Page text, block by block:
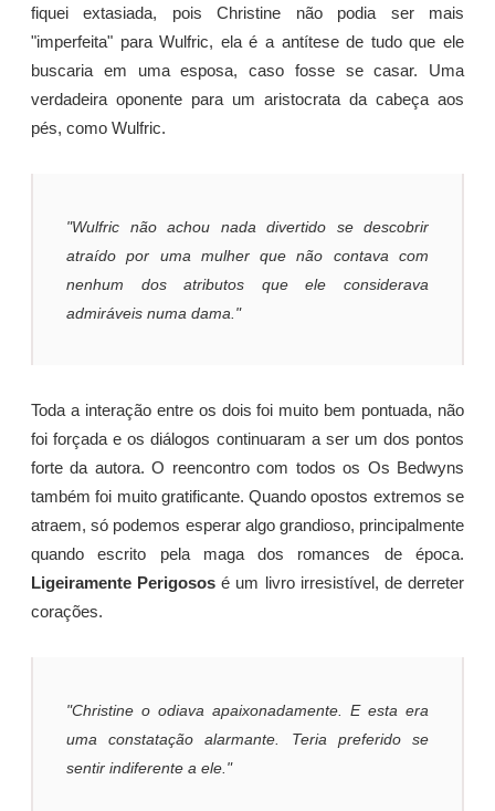
fiquei extasiada, pois Christine não podia ser mais
"imperfeita" para Wulfric, ela é a antítese de tudo que ele
buscaria em uma esposa, caso fosse se casar. Uma
verdadeira oponente para um aristocrata da cabeça aos
pés, como Wulfric.
"Wulfric não achou nada divertido se descobrir
atraído por uma mulher que não contava com
nenhum dos atributos que ele considerava
admiráveis numa dama."
Toda a interação entre os dois foi muito bem pontuada, não
foi forçada e os diálogos continuaram a ser um dos pontos
forte da autora. O reencontro com todos os Os Bedwyns
também foi muito gratificante. Quando opostos extremos se
atraem, só podemos esperar algo grandioso, principalmente
quando escrito pela maga dos romances de época.
Ligeiramente Perigosos é um livro irresistível, de derreter
corações.
"Christine o odiava apaixonadamente. E esta era
uma constatação alarmante. Teria preferido se
sentir indiferente a ele."